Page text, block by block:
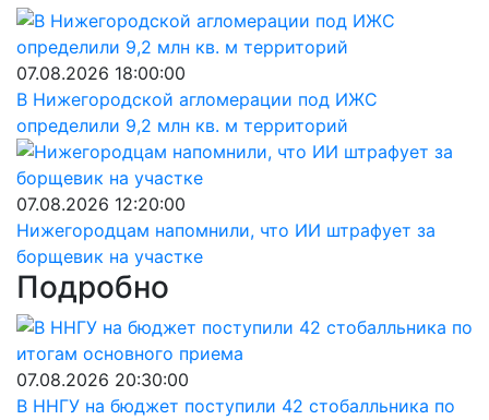
07.08.2026 18:00:00
В Нижегородской агломерации под ИЖС
определили 9,2 млн кв. м территорий
07.08.2026 12:20:00
Нижегородцам напомнили, что ИИ штрафует за
борщевик на участке
Подробно
07.08.2026 20:30:00
В ННГУ на бюджет поступили 42 стобалльника по